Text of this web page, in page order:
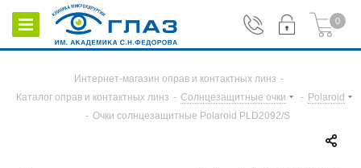
0
Интернет-магазин оправ и контактных линз -
Каталог оправ и контактных линз - Солнцезащитные очки - Polaroid
- Очки солнцезащитные Polaroid PLD2092/S